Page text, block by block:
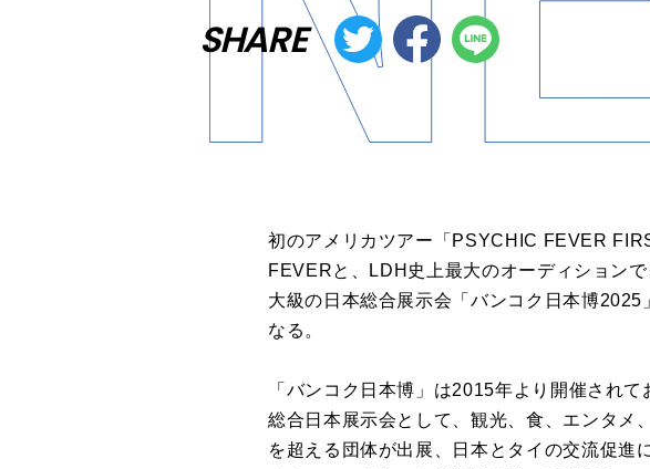
SHARE
初のアメリカツアー「PSYCHIC FEVER
FEVERと、LDH史上最大のオーディション
大級の日本総合展示会「バンコク日本博
なる。
「バンコク日本博」は2015年より開催され
総合日本展示会として、観光、食、エンタメ
を超える団体が出展、日本とタイの交流促進